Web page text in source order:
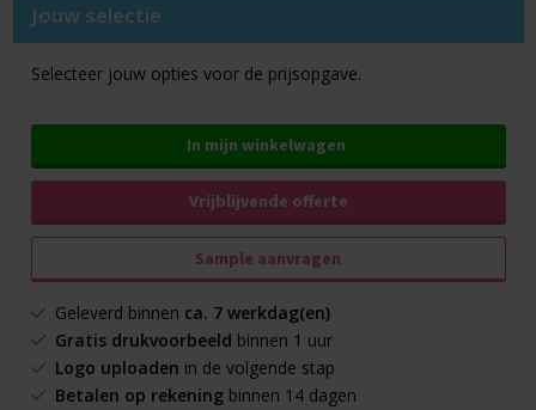
Jouw selectie
Selecteer jouw opties voor de prijsopgave.
In mijn winkelwagen
Vrijblijvende offerte
Sample aanvragen
Geleverd binnen ca. 7 werkdag(en)
Gratis drukvoorbeeld binnen 1 uur
Logo uploaden in de volgende stap
Betalen op rekeningbinnen 14 dagen